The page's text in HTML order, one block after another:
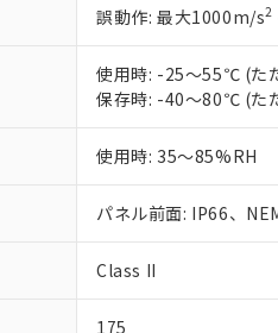
誤動作: 最大1000m/s2
使用時: -25～55℃ (た
保存時: -40～80℃ (た
使用時: 35～85%RH
パネル前面: IP66、
Class II
175